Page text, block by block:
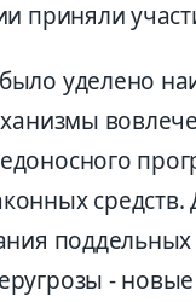
приняли
уделено
-